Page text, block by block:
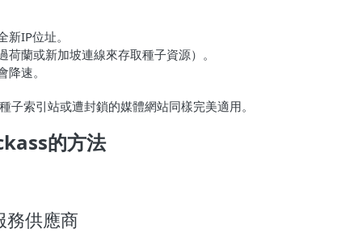
IP位址。
蘭或新加坡連線來存取種子資源）。
速。
子索引站或遭封鎖的媒體網站同樣完美適用。
的方法
務供應商